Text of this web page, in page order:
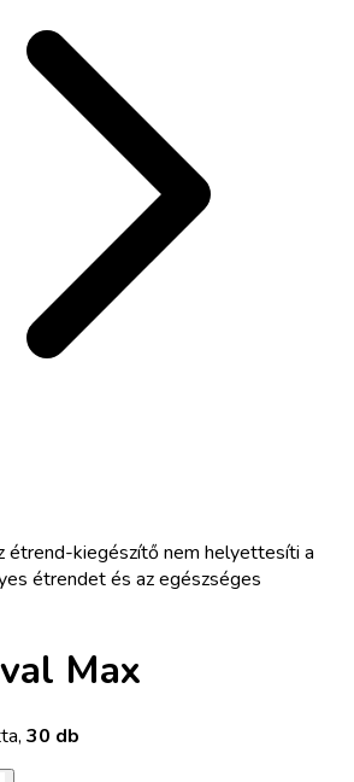
étrend-kiegészítő nem helyettesíti a
étrendet és az egészséges
Max
, 30 db